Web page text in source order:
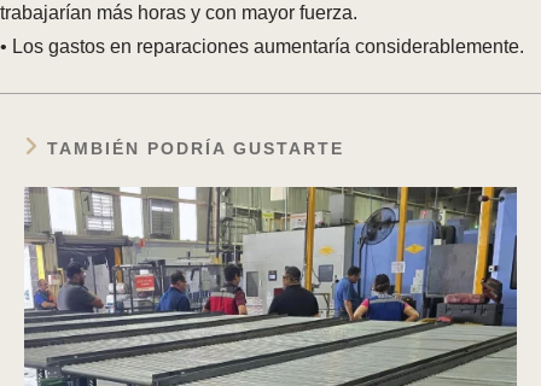
trabajarían más horas y con mayor fuerza.
• Los gastos en reparaciones aumentaría considerablemente.
TAMBIÉN PODRÍA GUSTARTE